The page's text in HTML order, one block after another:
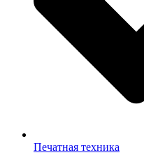
Печатная техника